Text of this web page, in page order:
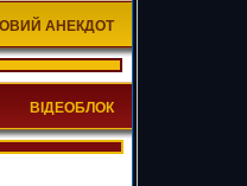
АНЕКДОТ
ВІДЕОБЛОК